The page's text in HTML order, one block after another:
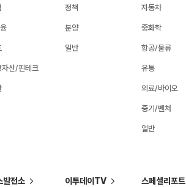
자산/핀테크
정책
분양
일반
자동차
중화학
항공/물류
유통
의료/바이오
중기/벤처
일반
발전소 이투데이TV 스페셜리포트